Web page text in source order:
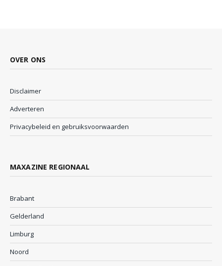
OVER ONS
Disclaimer
Adverteren
Privacybeleid en gebruiksvoorwaarden
MAXAZINE REGIONAAL
Brabant
Gelderland
Limburg
Noord